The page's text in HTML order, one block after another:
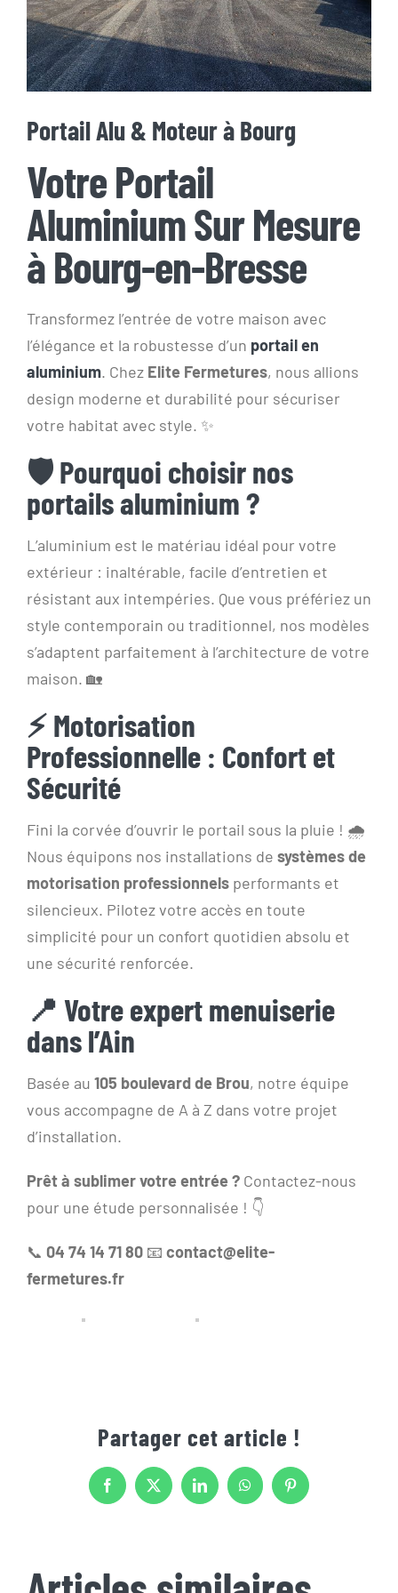
Portail Alu & Moteur à Bourg
Votre Portail
Aluminium Sur Mesure
à Bourg-en-Bresse
Transformez l’entrée de votre maison avec
l’élégance et la robustesse d’un portail en
aluminium. Chez Elite Fermetures, nous allions
design moderne et durabilité pour sécuriser
votre habitat avec style. ✨
🛡️ Pourquoi choisir nos
portails aluminium ?
L’aluminium est le matériau idéal pour votre
extérieur : inaltérable, facile d’entretien et
résistant aux intempéries. Que vous préfériez un
style contemporain ou traditionnel, nos modèles
s’adaptent parfaitement à l’architecture de votre
maison. 🏡
⚡ Motorisation
Professionnelle : Confort et
Sécurité
Fini la corvée d’ouvrir le portail sous la pluie ! 🌧️
Nous équipons nos installations de systèmes de
motorisation professionnels performants et
silencieux. Pilotez votre accès en toute
simplicité pour un confort quotidien absolu et
une sécurité renforcée.
📍 Votre expert menuiserie
dans l’Ain
Basée au 105 boulevard de Brou, notre équipe
vous accompagne de A à Z dans votre projet
d’installation.
Prêt à sublimer votre entrée ? Contactez-nous
pour une étude personnalisée ! 👇
📞 04 74 14 71 80 📧 contact@elite-
fermetures.fr
Partager cet article !
Facebook
X LinkedInWhatsAppPinterest